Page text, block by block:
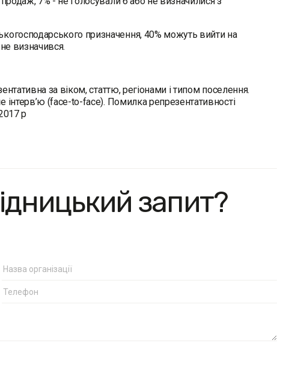
призначення, 40% можуть вийти на
визначився.
за віком, статтю, регіонами і типом поселення.
інтерв’ю (face-to-face). Помилка репрезентативності
р
запит?